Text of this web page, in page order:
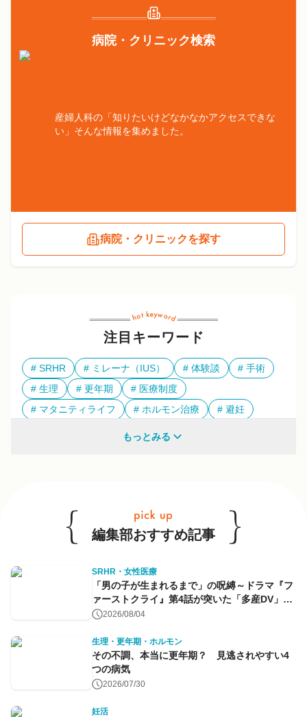
病院・クリニック検索
産婦人科の「知りたいけどなかなかアクセスできな
い」そんな情報を集めました。
病院・クリニックを探す
注目キーワード
SRHR ミレーナ（IUS） 体験談
手術
生理
更年期
医療制度
マタニティライフ
ホルモン治療
避妊
もっとみる
編集部おすすめ記事
SRHR・女性医療
「男の子が生まれるまで」の呪縛～ドラマ『フ
ァーストクライ』第4話が突いた「多産DV」と
命のコントロール～
2026/08/04
生理・更年期・ホルモン
その不調、本当に更年期？ 見逃されやすい4
つの病気
2026/07/30
妊活